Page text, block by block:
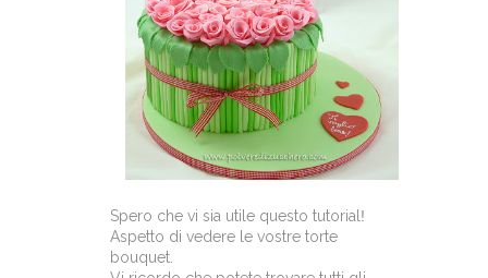
Spero che vi sia utile questo tutorial !
Aspetto di vedere le vostre torte
bouquet.